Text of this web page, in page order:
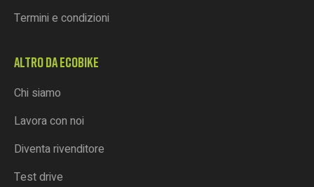
Termini e condizioni
ALTRO DA ECOBIKE
Chi siamo
Lavora con noi
Diventa rivenditore
Test drive